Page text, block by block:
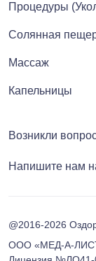
Процедуры
Солянная
Массаж
Капельницы
Возникли
Напишите нам
@2016-2026
ООО «МЕД-А-